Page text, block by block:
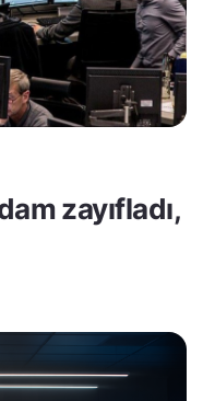
zayıfladı,